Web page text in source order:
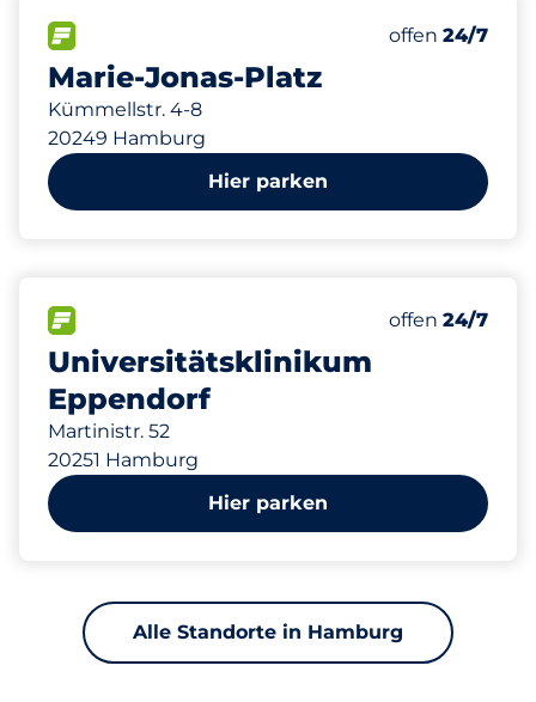
Marie-Jonas-Platz
Kümmellstr. 4-8
20249 Hamburg
Anzahl der
Gesamtplätze
Stellplätze
offen 24/7
Hier parken
Universitätsklinikum
Eppendorf
Martinistr. 52
20251 Hamburg
Anzahl der
Gesamtplätze
Stellplätze
offen 24/7
Hier parken
Alle Standorte in Hamburg